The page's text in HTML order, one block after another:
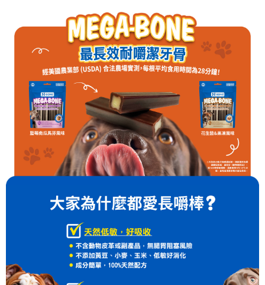
恩沛科技股份有限公司將有權停止該用戶之使用額度並採取法律行動。